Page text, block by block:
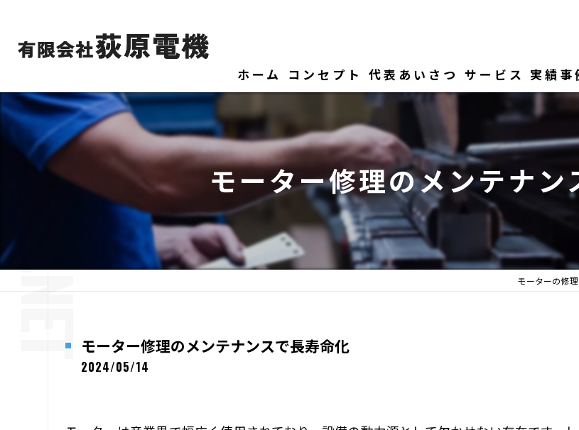
ホーム コンセプト 代表あいさつ サービス 実績事
モーター修理のメンテナン
モーターの修
モーター修理のメンテナンスで長寿命化
2024/05/14